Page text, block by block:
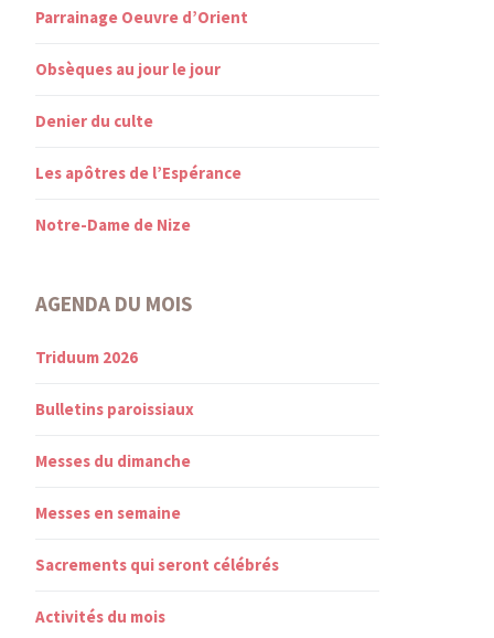
Parrainage Oeuvre d’Orient
Obsèques au jour le jour
Denier du culte
Les apôtres de l’Espérance
Notre-Dame de Nize
AGENDA DU MOIS
Triduum 2026
Bulletins paroissiaux
Messes du dimanche
Messes en semaine
Sacrements qui seront célébrés
Activités du mois